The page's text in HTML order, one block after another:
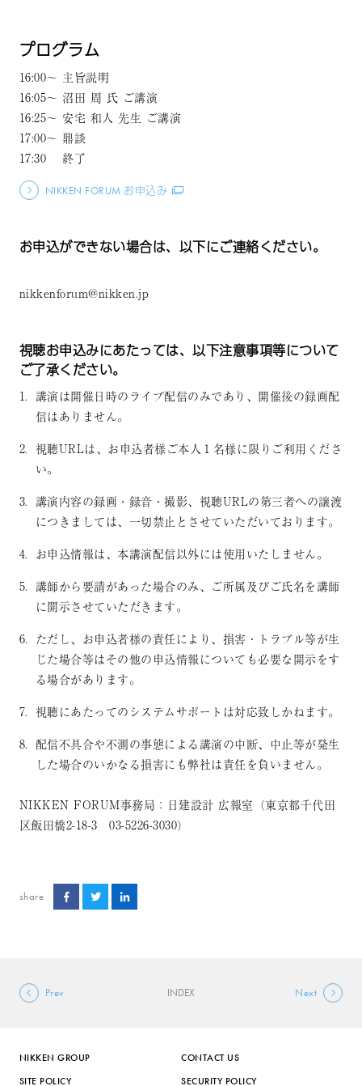
プログラム
16:00～ 主旨説明
16:05～ 沼田 周 氏 ご講演
16:25～ 安宅 和人 先生 ご講演
17:00～ 鼎談
17:30 終了
NIKKEN FORUM お申込み
お申込ができない場合は、以下にご連絡ください。
nikkenforum@nikken.jp
視聴お申込みにあたっては、以下注意事項等について
ご了承ください。
講演は開催日時のライブ配信のみであり、開催後の録画配
信はありません。
視聴URLは、お申込者様ご本人１名様に限りご利用くださ
い。
講演内容の録画・録音・撮影、視聴URLの第三者への譲渡
につきましては、一切禁止とさせていただいております。
お申込情報は、本講演配信以外には使用いたしません。
講師から要請があった場合のみ、ご所属及びご氏名を講師
に開示させていただきます。
ただし、お申込者様の責任により、損害・トラブル等が生
じた場合等はその他の申込情報についても必要な開示をす
る場合があります。
視聴にあたってのシステムサポートは対応致しかねます。
配信不具合や不測の事態による講演の中断、中止等が発生
した場合のいかなる損害にも弊社は責任を負いません。
NIKKEN FORUM事務局：日建設計 広報室（東京都千代田
区飯田橋2-18-3 03-5226-3030）
share
Prev INDEX Next
NIKKEN GROUP
CONTACT US
SITE POLICY
SECURITY POLICY